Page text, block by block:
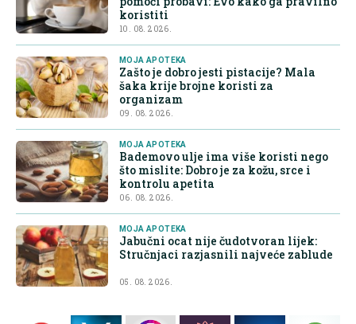
koristiti
10. 08. 2026.
MOJA APOTEKA
Zašto je dobro jesti pistacije? Mala
šaka krije brojne koristi za
organizam
09. 08. 2026.
MOJA APOTEKA
Bademovo ulje ima više koristi nego
što mislite: Dobro je za kožu, srce i
kontrolu apetita
06. 08. 2026.
MOJA APOTEKA
Jabučni ocat nije čudotvoran lijek:
Stručnjaci razjasnili najveće zablude
05. 08. 2026.